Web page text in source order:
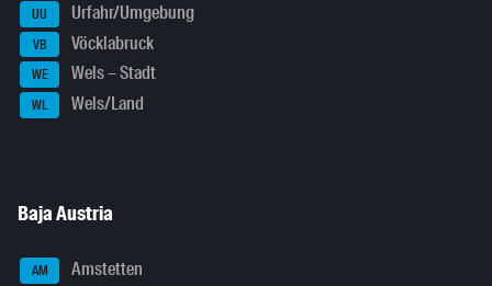
UU Urfahr/Umgebung
VB Vöcklabruck
WE Wels – Stadt
WL Wels/Land
Baja Austria
AM Amstetten